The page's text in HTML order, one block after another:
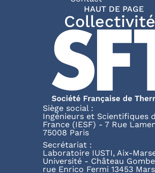
HAUT DE PAGE
Siège social :
Ingénieurs et Scientifiques
France (IESF) - 7 Rue
75008 Paris
Secrétariat :
Laboratoire IUSTI, Aix-
Université - Château
rue Enrico Fermi 13453